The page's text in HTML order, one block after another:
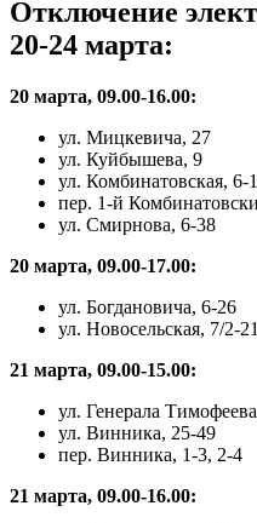
Отключение
20-24 марта:
20 марта, 09.00-16.00:
ул. Мицкевича, 27
ул. Куйбышева, 9
ул. Комбинатовская, 6-
пер. 1-й
ул. Смирнова, 6-38
20 марта, 09.00-17.00:
ул. Богдановича, 6-26
ул. Новосельская, 7/2-
21 марта, 09.00-15.00:
ул. Генерала
ул. Винника, 25-49
пер. Винника, 1-3, 2-4
21 марта, 09.00-16.00: